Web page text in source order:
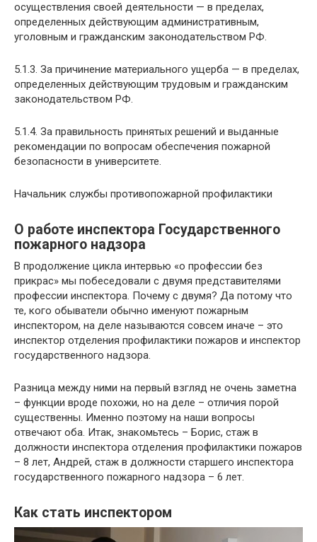
осуществления своей деятельности — в пределах,
определенных действующим административным,
уголовным и гражданским законодательством РФ.
5.1.3. За причинение материального ущерба — в пределах,
определенных действующим трудовым и гражданским
законодательством РФ.
5.1.4. За правильность принятых решений и выданные
рекомендации по вопросам обеспечения пожарной
безопасности в университете.
Начальник службы противопожарной профилактики
О работе инспектора Государственного
пожарного надзора
В продолжение цикла интервью «о профессии без
прикрас» мы побеседовали с двумя представителями
профессии инспектора. Почему с двумя? Да потому что
те, кого обыватели обычно именуют пожарным
инспектором, на деле называются совсем иначе – это
инспектор отделения профилактики пожаров и инспектор
государственного надзора.
Разница между ними на первый взгляд не очень заметна
– функции вроде похожи, но на деле – отличия порой
существенны. Именно поэтому на наши вопросы
отвечают оба. Итак, знакомьтесь – Борис, стаж в
должности инспектора отделения профилактики пожаров
– 8 лет, Андрей, стаж в должности старшего инспектора
государственного пожарного надзора – 6 лет.
Как стать инспектором